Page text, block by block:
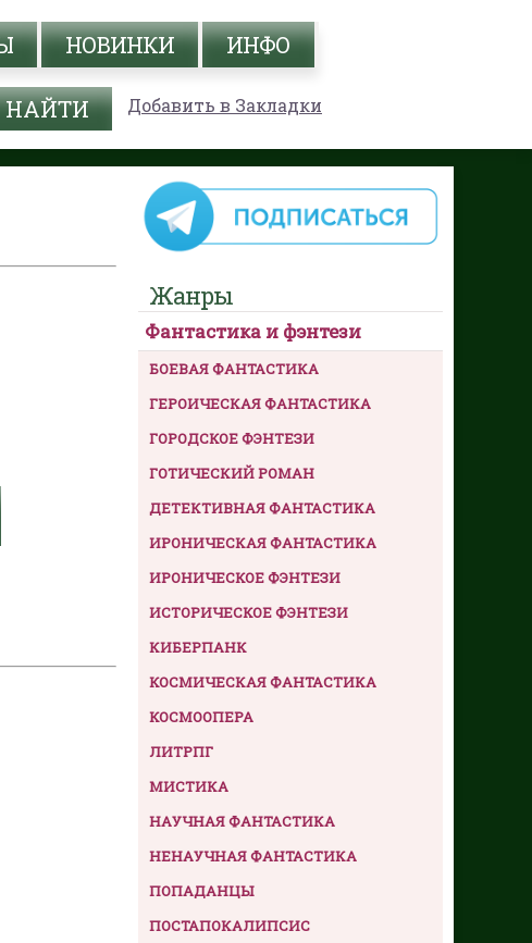
НОВИНКИ ИНФО
Добавить в Закладки
Жанры
Фантастика и фэнтези
БОЕВАЯ ФАНТАСТИКА
ГЕРОИЧЕСКАЯ ФАНТАСТИКА
ГОРОДСКОЕ ФЭНТЕЗИ
ГОТИЧЕСКИЙ РОМАН
ДЕТЕКТИВНАЯ ФАНТАСТИКА
ИРОНИЧЕСКАЯ ФАНТАСТИКА
ИРОНИЧЕСКОЕ ФЭНТЕЗИ
ИСТОРИЧЕСКОЕ ФЭНТЕЗИ
КИБЕРПАНК
КОСМИЧЕСКАЯ ФАНТАСТИКА
КОСМООПЕРА
ЛИТРПГ
МИСТИКА
НАУЧНАЯ ФАНТАСТИКА
НЕНАУЧНАЯ ФАНТАСТИКА
ПОПАДАНЦЫ
ПОСТАПОКАЛИПСИС